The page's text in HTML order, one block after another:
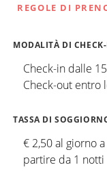
REGOLE DI
MODALITÀ DI
Check-in dalle
Check-out entro
TASSA DI
€ 2,50 al giorno
partire da 1 notti